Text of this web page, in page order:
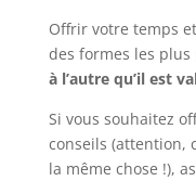
Offrir votre temps
des formes les plus
à l’autre qu’il est
Si vous souhaitez
conseils (attention,
la même chose !),